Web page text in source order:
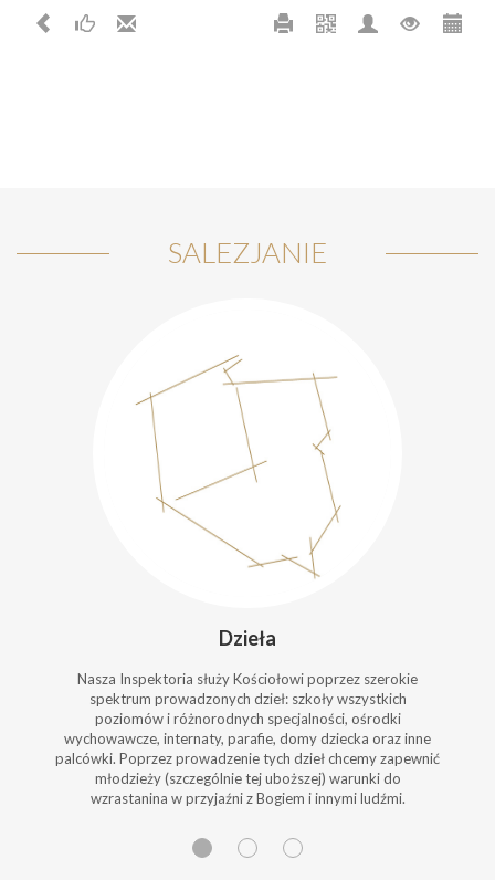
SALEZJANIE
Dzieła
Nasza Inspektoria służy Kościołowi poprzez szerokie
spektrum prowadzonych dzieł: szkoły wszystkich
poziomów i różnorodnych specjalności, ośrodki
wychowawcze, internaty, parafie, domy dziecka oraz inne
palcówki. Poprzez prowadzenie tych dzieł chcemy zapewnić
młodzieży (szczególnie tej uboższej) warunki do
wzrastanina w przyjaźni z Bogiem i innymi ludźmi.